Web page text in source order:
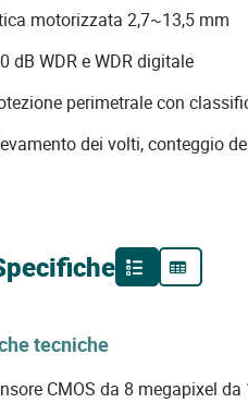
motorizzata 2,7~13,5 mm
dB WDR e WDR digitale
perimetrale con
dei volti, conteggio
specifiche
tecniche
CMOS da 8 megapixel